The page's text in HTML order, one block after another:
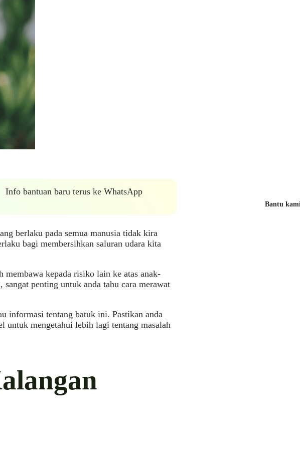
Info bantuan baru terus ke WhatsApp
berlaku pada semua manusia tidak kira
bagi membersihkan saluran udara kita
kepada risiko lain ke atas anak-
penting untuk anda tahu cara merawat
informasi tentang batuk ini. Pastikan anda
untuk mengetahui lebih lagi tentang masalah
Bantu